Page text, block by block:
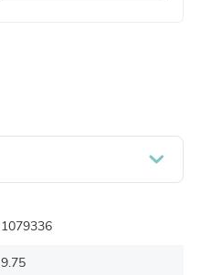
1079336
9.75